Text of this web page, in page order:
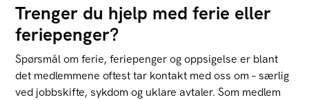
Trenger du hjelp med ferie eller
feriepenger?
Spørsmål om ferie, feriepenger og oppsigelse er blant
det medlemmene oftest tar kontakt med oss om – særlig
ved jobbskifte, sykdom og uklare avtaler. Som medlem